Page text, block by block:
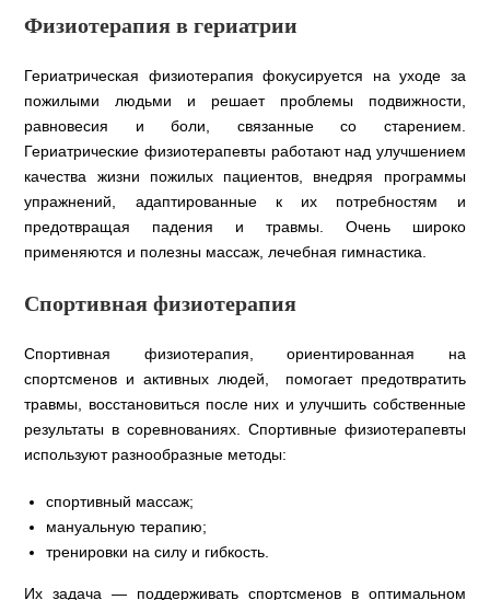
Физиотерапия в гериатрии
Гериатрическая физиотерапия фокусируется на уходе за
пожилыми людьми и решает проблемы подвижности,
равновесия и боли, связанные со старением.
Гериатрические физиотерапевты работают над улучшением
качества жизни пожилых пациентов, внедряя программы
упражнений, адаптированные к их потребностям и
предотвращая падения и травмы. Очень широко
применяются и полезны массаж, лечебная гимнастика.
Спортивная физиотерапия
Спортивная физиотерапия, ориентированная на
спортсменов и активных людей, помогает предотвратить
травмы, восстановиться после них и улучшить собственные
результаты в соревнованиях. Спортивные физиотерапевты
используют разнообразные методы:
спортивный массаж;
мануальную терапию;
тренировки на силу и гибкость.
Их задача — поддерживать спортсменов в оптимальном